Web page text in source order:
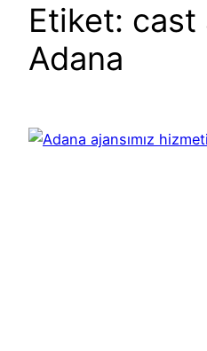
Etiket: cast
Adana